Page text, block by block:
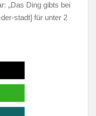
„Das Ding gibts bei
stadt] für unter 2